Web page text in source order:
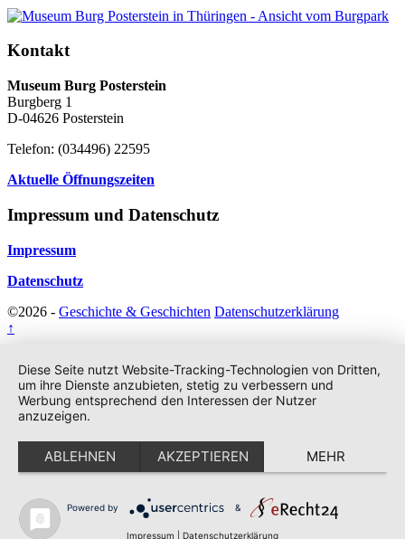
Kontakt
Museum Burg Posterstein
Burgberg 1
D-04626 Posterstein
Telefon: (034496) 22595
Aktuelle Öffnungszeiten
Impressum und Datenschutz
Impressum
Datenschutz
©2026 - Geschichte & Geschichten Datenschutzerklärung
↑
Diese Seite nutzt Website-Tracking-Technologien von Dritten,
um ihre Dienste anzubieten, stetig zu verbessern und
Werbung entsprechend den Interessen der Nutzer
anzuzeigen.
ABLEHNEN AKZEPTIEREN MEHR
Powered by &
Impressum Datenschutzerklärung